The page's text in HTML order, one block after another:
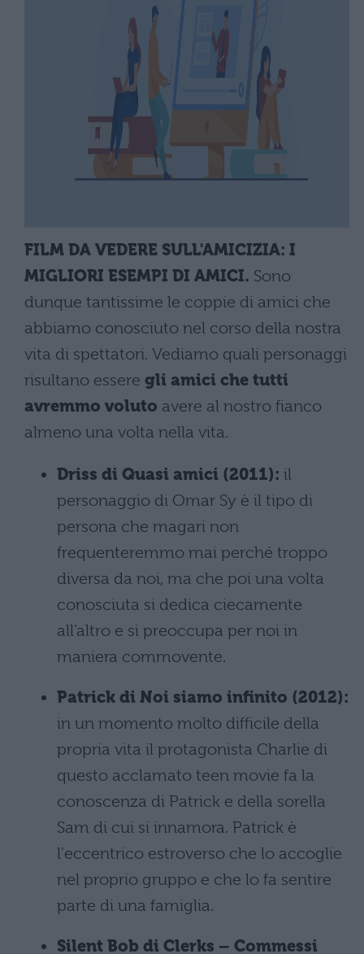
FILM DA VEDERE SULL'AMICIZIA: I
MIGLIORI ESEMPI DI AMICI. Sono
dunque tantissime le coppie di amici che
abbiamo conosciuto nel corso della nostra
vita di spettatori. Vediamo quali personaggi
risultano essere gli amici che tutti
avremmo voluto avere al nostro fianco
almeno una volta nella vita.
Driss di Quasi amici (2011): il
personaggio di Omar Sy è il tipo di
persona che magari non
frequenteremmo mai perché troppo
diversa da noi, ma che poi una volta
conosciuta si dedica ciecamente
all'altro e si preoccupa per noi in
maniera commovente.
Patrick di Noi siamo infinito (2012):
in un momento molto difficile della
propria vita il protagonista Charlie di
questo acclamato teen movie fa la
conoscenza di Patrick e della sorella
Sam di cui si innamora. Patrick è
l'eccentrico estroverso che lo accoglie
nel proprio gruppo e che lo fa sentire
parte di una famiglia.
Silent Bob di Clerks – Commessi